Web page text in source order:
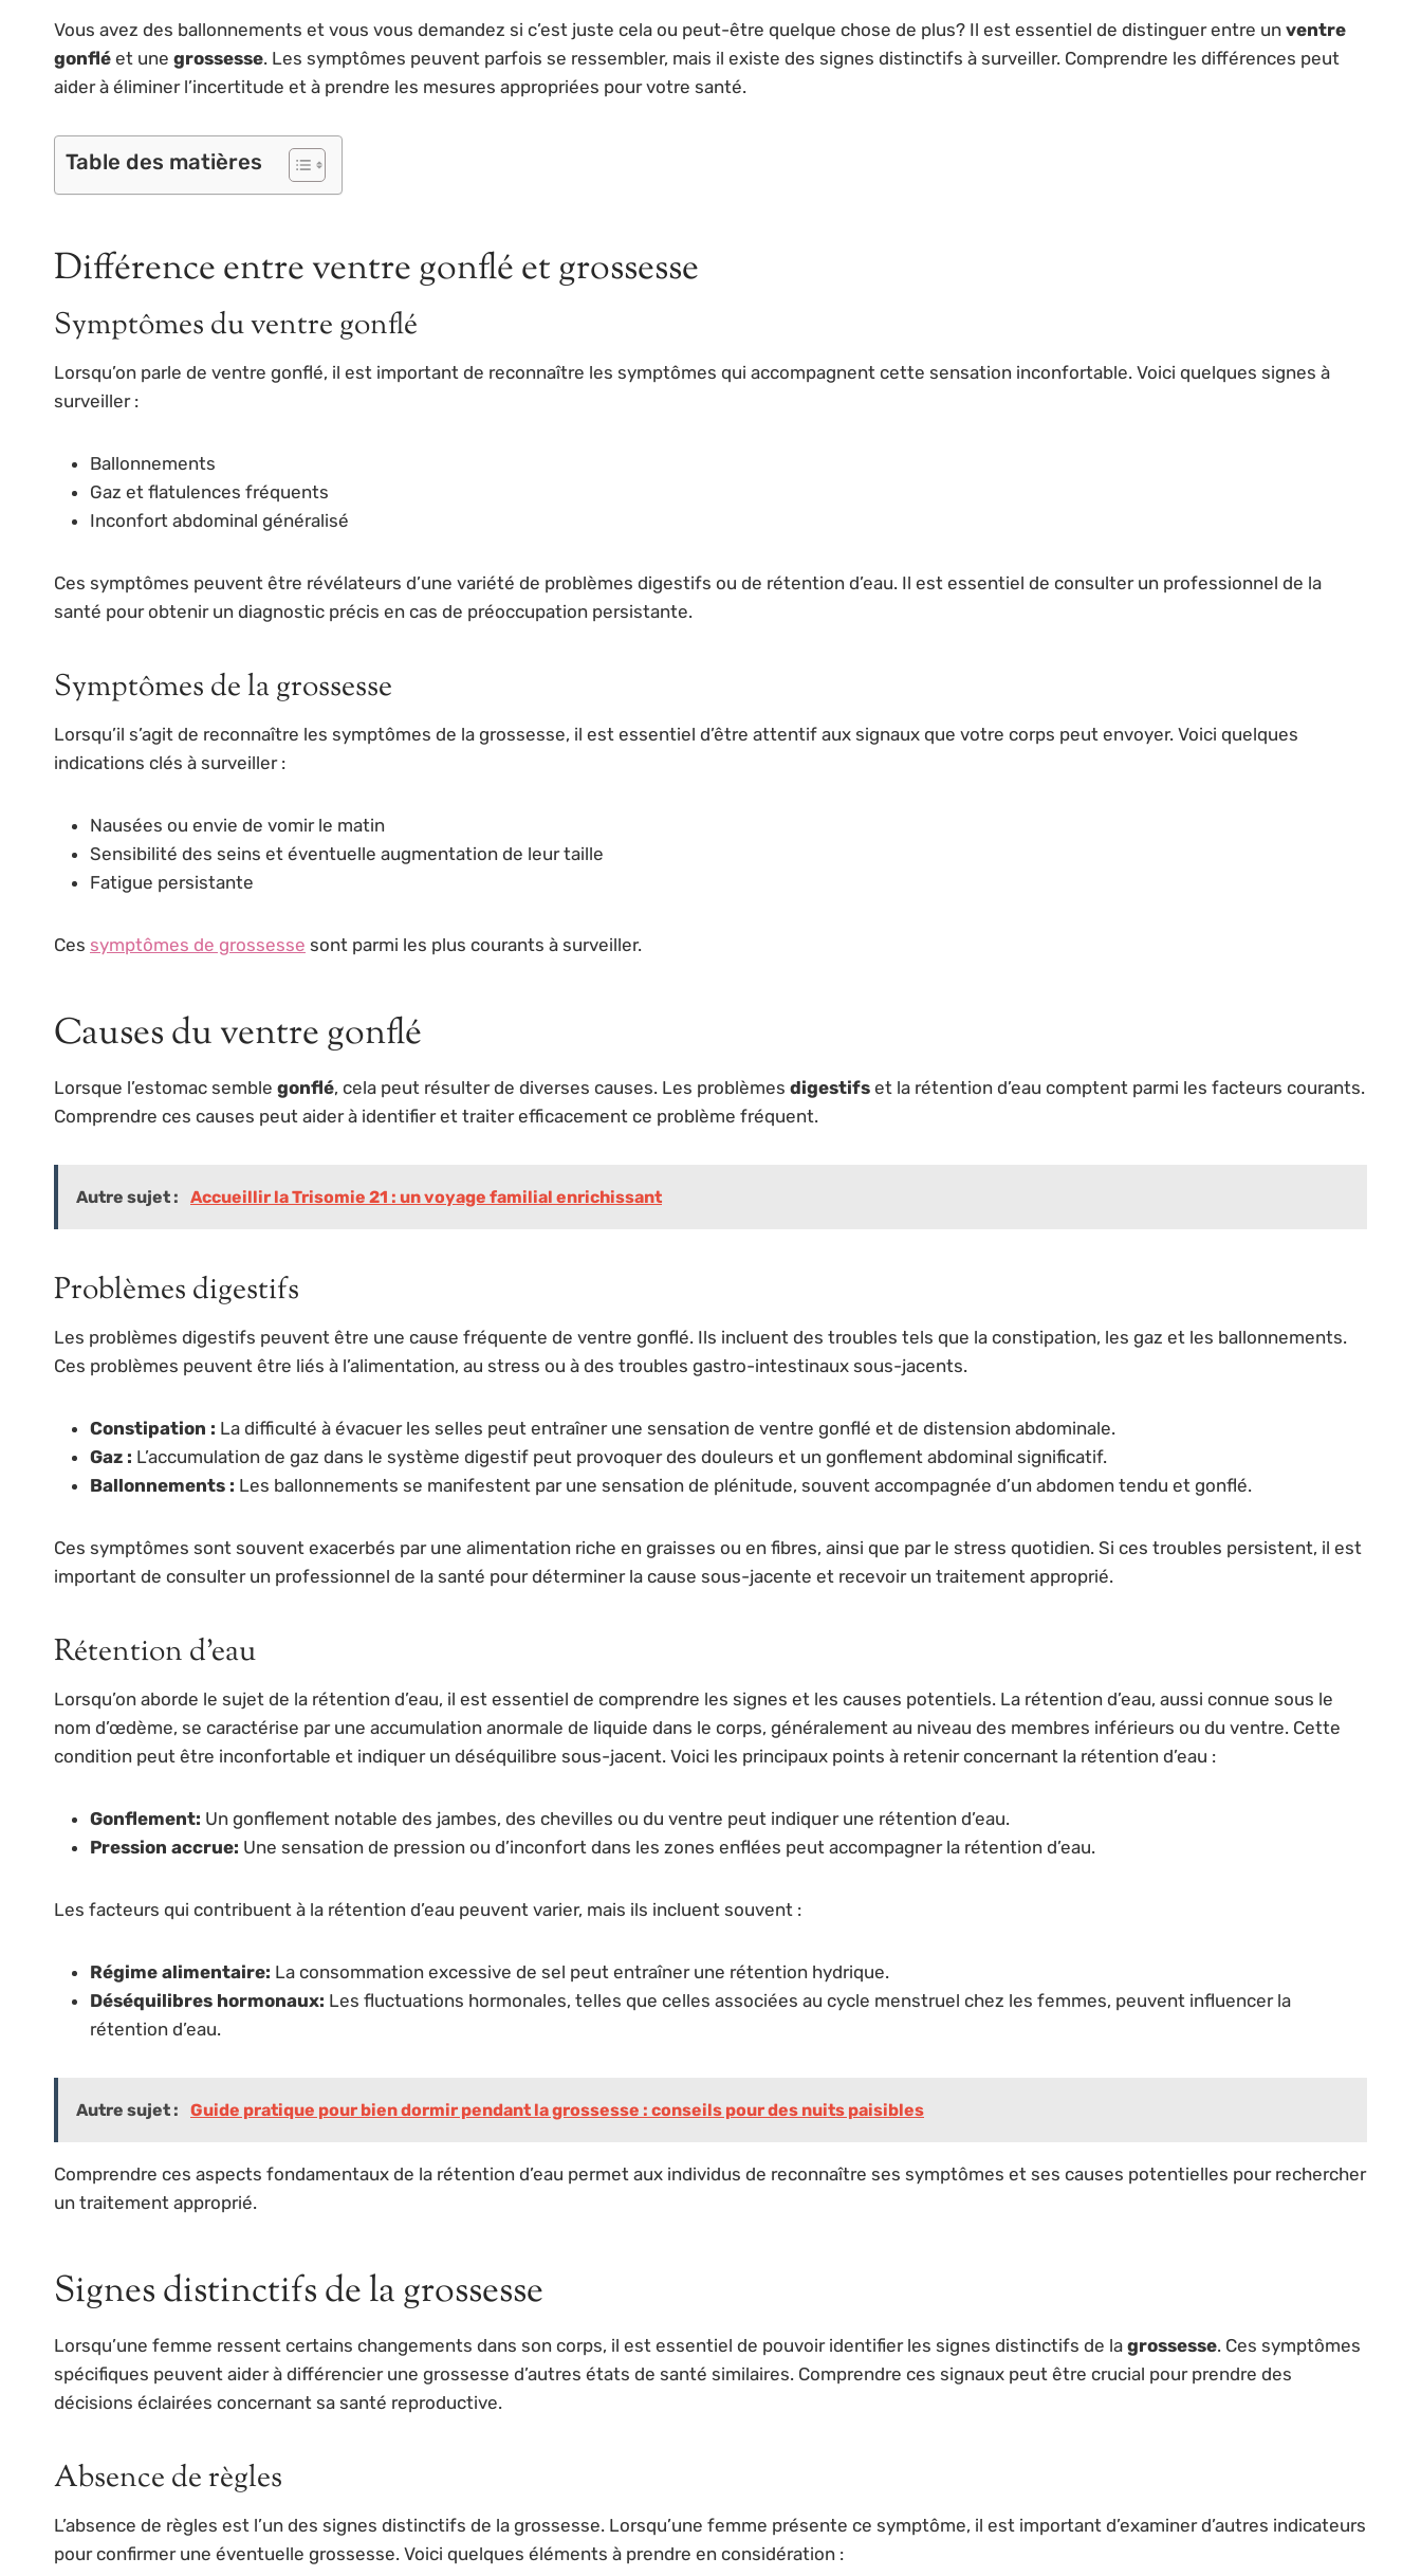
Vous avez des ballonnements et vous vous demandez si c’est juste cela ou peut-être quelque chose de plus? Il est essentiel de distinguer entre un ventre
gonflé et une grossesse. Les symptômes peuvent parfois se ressembler, mais il existe des signes distinctifs à surveiller. Comprendre les différences peut
aider à éliminer l’incertitude et à prendre les mesures appropriées pour votre santé.
Table des matières
Différence entre ventre gonflé et grossesse
Symptômes du ventre gonflé
Lorsqu’on parle de ventre gonflé, il est important de reconnaître les symptômes qui accompagnent cette sensation inconfortable. Voici quelques signes à
surveiller :
Ballonnements
Gaz et flatulences fréquents
Inconfort abdominal généralisé
Ces symptômes peuvent être révélateurs d’une variété de problèmes digestifs ou de rétention d’eau. Il est essentiel de consulter un professionnel de la
santé pour obtenir un diagnostic précis en cas de préoccupation persistante.
Symptômes de la grossesse
Lorsqu’il s’agit de reconnaître les symptômes de la grossesse, il est essentiel d’être attentif aux signaux que votre corps peut envoyer. Voici quelques
indications clés à surveiller :
Nausées ou envie de vomir le matin
Sensibilité des seins et éventuelle augmentation de leur taille
Fatigue persistante
Ces symptômes de grossesse sont parmi les plus courants à surveiller.
Causes du ventre gonflé
Lorsque l’estomac semble gonflé, cela peut résulter de diverses causes. Les problèmes digestifs et la rétention d’eau comptent parmi les facteurs courants.
Comprendre ces causes peut aider à identifier et traiter efficacement ce problème fréquent.
Autre sujet : Accueillir la Trisomie 21 : un voyage familial enrichissant
Problèmes digestifs
Les problèmes digestifs peuvent être une cause fréquente de ventre gonflé. Ils incluent des troubles tels que la constipation, les gaz et les ballonnements.
Ces problèmes peuvent être liés à l’alimentation, au stress ou à des troubles gastro-intestinaux sous-jacents.
Constipation : La difficulté à évacuer les selles peut entraîner une sensation de ventre gonflé et de distension abdominale.
Gaz : L’accumulation de gaz dans le système digestif peut provoquer des douleurs et un gonflement abdominal significatif.
Ballonnements : Les ballonnements se manifestent par une sensation de plénitude, souvent accompagnée d’un abdomen tendu et gonflé.
Ces symptômes sont souvent exacerbés par une alimentation riche en graisses ou en fibres, ainsi que par le stress quotidien. Si ces troubles persistent, il est
important de consulter un professionnel de la santé pour déterminer la cause sous-jacente et recevoir un traitement approprié.
Rétention d’eau
Lorsqu’on aborde le sujet de la rétention d’eau, il est essentiel de comprendre les signes et les causes potentiels. La rétention d’eau, aussi connue sous le
nom d’œdème, se caractérise par une accumulation anormale de liquide dans le corps, généralement au niveau des membres inférieurs ou du ventre. Cette
condition peut être inconfortable et indiquer un déséquilibre sous-jacent. Voici les principaux points à retenir concernant la rétention d’eau :
Gonflement: Un gonflement notable des jambes, des chevilles ou du ventre peut indiquer une rétention d’eau.
Pression accrue: Une sensation de pression ou d’inconfort dans les zones enflées peut accompagner la rétention d’eau.
Les facteurs qui contribuent à la rétention d’eau peuvent varier, mais ils incluent souvent :
Régime alimentaire: La consommation excessive de sel peut entraîner une rétention hydrique.
Déséquilibres hormonaux: Les fluctuations hormonales, telles que celles associées au cycle menstruel chez les femmes, peuvent influencer la
rétention d’eau.
Autre sujet : Guide pratique pour bien dormir pendant la grossesse : conseils pour des nuits paisibles
Comprendre ces aspects fondamentaux de la rétention d’eau permet aux individus de reconnaître ses symptômes et ses causes potentielles pour rechercher
un traitement approprié.
Signes distinctifs de la grossesse
Lorsqu’une femme ressent certains changements dans son corps, il est essentiel de pouvoir identifier les signes distinctifs de la grossesse. Ces symptômes
spécifiques peuvent aider à différencier une grossesse d’autres états de santé similaires. Comprendre ces signaux peut être crucial pour prendre des
décisions éclairées concernant sa santé reproductive.
Absence de règles
L’absence de règles est l’un des signes distinctifs de la grossesse. Lorsqu’une femme présente ce symptôme, il est important d’examiner d’autres indicateurs
pour confirmer une éventuelle grossesse. Voici quelques éléments à prendre en considération :